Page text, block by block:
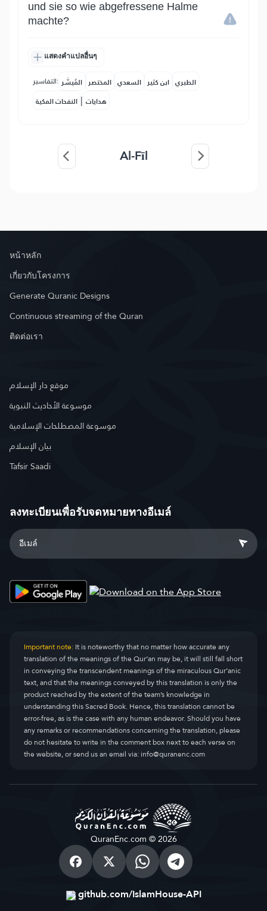
und sie so wie abgefressene Halme
machte?
แสดงคำแปลอื่นๆ
التفاسير: المُيسَّر المختصر السعدي ابن كثير الطبري
النفحات المكية | هدايات
Al-Fīl
หน้าหลัก
เกี่ยวกับโครงการ
Generate Quranic Designs
Continuous streaming of the Quran
ติดต่อเรา
موقع دار الإسلام
موسوعة الأحاديث النبوية
موسوعة المصطلحات الإسلامية
بيان الإسلام
Tafsir Saadi
ลงทะเบียนเพื่อรับจดหมายทางอีเมล์
Important note:It is noteworthy that no matter how accurate any
translation of the meanings of the Qur’an may be, it will still fall short
in conveying the transcendent meanings of the miraculous Qur’anic
text, and that the meanings conveyed by this translation is only the
product reached by the extent of the team’s knowledge in
understanding this Sacred Book. Hence, this translation cannot be
error-free, as is the case with any human endeavor. Should you have
any remarks or recommendations concerning the translation, please
do not hesitate to write in the comment box next to each verse on
the website, or send us an email via:info@quranenc.com
QuranEnc.com © 2026
github.com/IslamHouse-API